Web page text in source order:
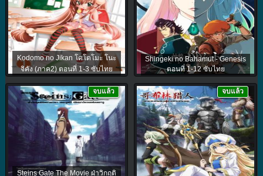
Kodomo no Jikan โคโดโมะ โนะ
จิคัง (ภาค2) ตอนที่ 1-3 ซับไทย
Shingeki no Bahamut - Genesis
ตอนที่ 1-12 ซับไทย
Steins Gate The Movie ฝ่าวิกฤติ
จบแล้ว จบแล้ว